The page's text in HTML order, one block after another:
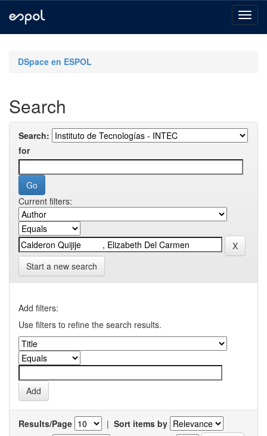
navigationDSpace en ESPOL
Search
Search:
for
Current filters:
Start a new search
Add filters:
Use filters to refine the search results.
Results/Page | Sort items by